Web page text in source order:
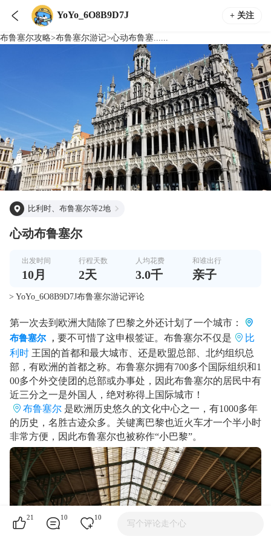
 YoYo_6O8B9D7J + 关注
布鲁塞尔攻略>布鲁塞尔游记>心动布鲁塞......
比利时、布鲁塞尔等2地
心动布鲁塞尔
出发时间
10月
行程天数
2天
人均花费
3.0千
和谁出行
亲子
> YoYo_6O8B9D7J布鲁塞尔游记评论
第一次去到欧洲大陆除了巴黎之外还计划了一个城市：
布鲁塞尔 ， 要不可惜了这申根签证。布鲁塞尔不仅是
比
利时 王国的首都和最大城市、还是欧盟总部、北约组织总
部，有欧洲的首都之称。布鲁塞尔拥有700多个国际组织和1
00多个外交使团的总部或办事处，因此布鲁塞尔的居民中有
近三分之一是外国人，绝对称得上国际城市！
布鲁塞尔 是欧洲历史悠久的文化中心之一，有1000多年
的历史，名胜古迹众多。关键离巴黎也近火车才一个半小时
非常方便，因此布鲁塞尔也被称作“小巴黎”。
21 10 10
写个评论走个心